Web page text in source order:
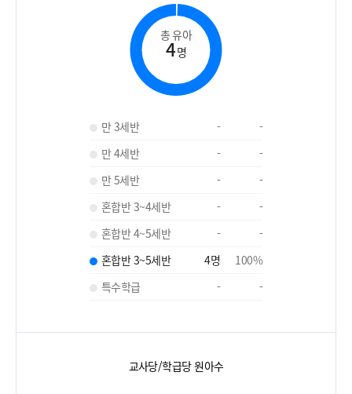
총 유아
4명
만 3세반 -
-
만 4세반
-
-
만 5세반
-
-
혼합반 3~4세반
-
-
혼합반 4~5세반
-
-
혼합반 3~5세반
4명 100%
특수학급
- -
교사당/학급당 원아수